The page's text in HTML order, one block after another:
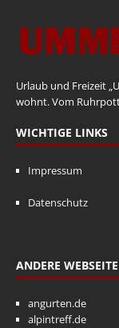
Urlaub und Freizeit
wohnt. Vom
WICHTIGE LINKS
Impressum
Datenschutz
ANDERE
angurten.de
alpintreff.de